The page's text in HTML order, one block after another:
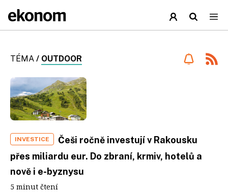
TÉMA / OUTDOOR
INVESTICE
Češi ročně investují v Rakousku
přes miliardu eur. Do zbraní, krmiv, hotelů a
nově i e-byznysu
5 minut čtení